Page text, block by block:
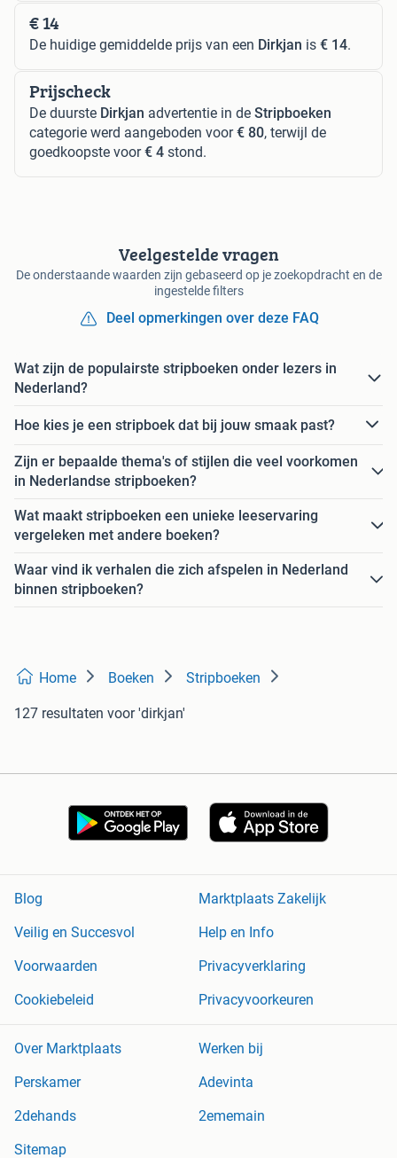
€ 14
De huidige gemiddelde prijs van een Dirkjan is € 14.
Prijscheck
De duurste Dirkjan advertentie in de Stripboeken
categorie werd aangeboden voor€ 80, terwijl de
goedkoopste voor€ 4 stond.
Veelgestelde vragen
De onderstaande waarden zijn gebaseerd op je zoekopdracht en de
ingestelde filters
Deel opmerkingen over deze FAQ
Wat zijn de populairste stripboeken onder lezers in
Nederland?
Hoe kies je een stripboek dat bij jouw smaak past?
Zijn er bepaalde thema's of stijlen die veel voorkomen
in Nederlandse stripboeken?
Wat maakt stripboeken een unieke leeservaring
vergeleken met andere boeken?
Waar vind ik verhalen die zich afspelen in Nederland
binnen stripboeken?
Home Boeken Stripboeken
127 resultaten voor 'dirkjan'
Blog
Marktplaats Zakelijk
Veilig en Succesvol
Help en Info
Voorwaarden
Privacyverklaring
Cookiebeleid
Privacyvoorkeuren
Over Marktplaats
Werken bij
Perskamer
Adevinta
2dehands
2ememain
Sitemap